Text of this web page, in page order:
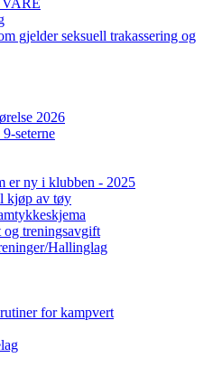
gjelder seksuell trakassering og
2026
seterne
er ny i klubben - 2025
kjøp av tøy
og treningsavgift
Hallinglag
for kampvert